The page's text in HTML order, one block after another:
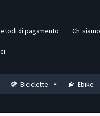
di pagamento Chi siamo
Biciclette Ebike